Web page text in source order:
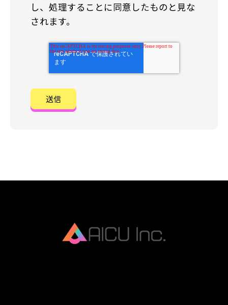
し、処理することに同意したものと見な
されます。